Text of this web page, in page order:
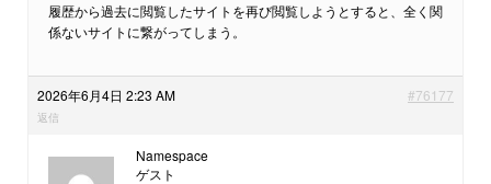
履歴から過去に閲覧したサイトを再び閲覧しようとすると、全く関
係ないサイトに繋がってしまう。
2026年6月4日 2:23 AM #76177
返信
Namespace
ゲスト